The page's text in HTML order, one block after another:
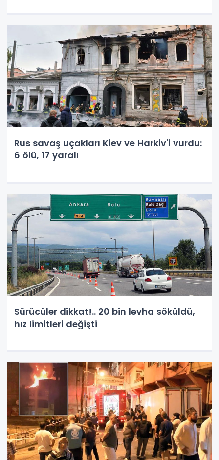
Rus savaş uçakları Kiev ve Harkiv'i vurdu:
6 ölü, 17 yaralı
Sürücüler dikkat!.. 20 bin levha söküldü,
hız limitleri değişti